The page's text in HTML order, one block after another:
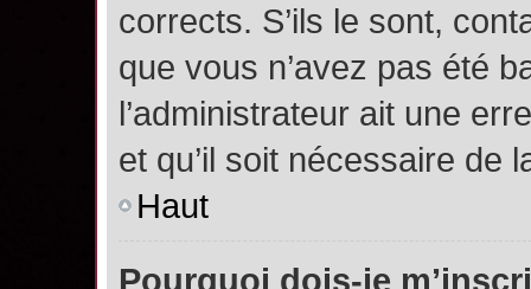
corrects. S’ils le sont,
que vous n’avez pas été
l’administrateur ait une
et qu’il soit nécessaire de
Haut
Pourquoi dois-je